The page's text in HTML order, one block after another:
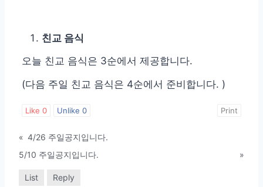
친교 음식
오늘 친교 음식은 3순에서 제공합니다.
(다음 주일 친교 음식은 4순에서 준비합니다. )
Like 0 Unlike 0 Print
« 4/26 주일공지입니다.
5/10 주일공지입니다.
»
List Reply